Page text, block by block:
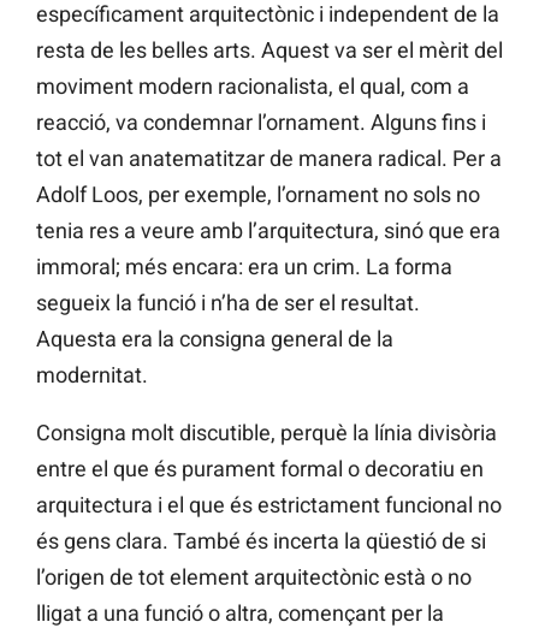
específicament arquitectònic i independent de la
resta de les belles arts. Aquest va ser el mèrit del
moviment modern racionalista, el qual, com a
reacció, va condemnar l’ornament. Alguns fins i
tot el van anatematitzar de manera radical. Per a
Adolf Loos, per exemple, l’ornament no sols no
tenia res a veure amb l’arquitectura, sinó que era
immoral; més encara: era un crim. La forma
segueix la funció i n’ha de ser el resultat.
Aquesta era la consigna general de la
modernitat.
Consigna molt discutible, perquè la línia divisòria
entre el que és purament formal o decoratiu en
arquitectura i el que és estrictament funcional no
és gens clara. També és incerta la qüestió de si
l’origen de tot element arquitectònic està o no
lligat a una funció o altra, començant per la